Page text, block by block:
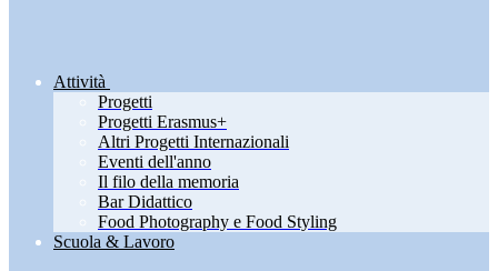
Attività
Progetti
Progetti Erasmus+
Altri Progetti Internazionali
Eventi dell'anno
Il filo della memoria
Bar Didattico
Food Photography e Food Styling
Scuola & Lavoro